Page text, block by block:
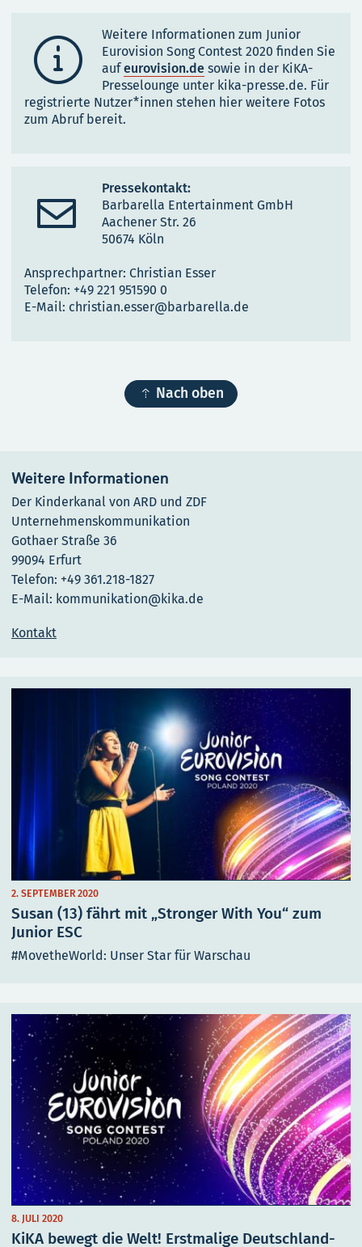

Weitere Informationen zum Junior
Eurovision Song Contest 2020 finden Sie
aufeurovision.de sowie in der KiKA-
Presselounge unter kika-presse.de. Für
registrierte Nutzer*innen stehen hier weitere Fotos
zum Abruf bereit.

Pressekontakt:
Barbarella Entertainment GmbH
Aachener Str. 26
50674 Köln
Ansprechpartner: Christian Esser
Telefon: +49 221 951590 0
E-Mail: christian.esser@barbarella.de
 Nach oben
Weitere Informationen
Der Kinderkanal von ARD und ZDF
Unternehmenskommunikation
Gothaer Straße 36
99094 Erfurt
Telefon: +49 361.218-1827
E-Mail: kommunikation@kika.de
Kontakt
2. SEPTEMBER 2020
Susan (13) fährt mit „Stronger With You“ zum
Junior ESC
#MovetheWorld: Unser Star für Warschau
8. JULI 2020
KiKA bewegt die Welt! Erstmalige Deutschland-